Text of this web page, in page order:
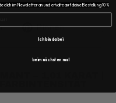
Auf
Twitter
Pinnen
Auf
– 1,01 KARAT |
dich im Newsletter an und erhalte auf deine Bestellung 10%
Ich bin dabei
beim nächsten mal